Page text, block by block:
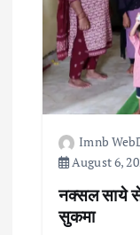
Imnb
August 6,
नक्सल साये से
सुकमा